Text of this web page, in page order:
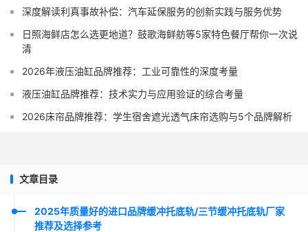
深度解读利真事故补偿：汽车延保服务的创新实践与服务优势
日照海鲜店怎么选更地道？鼓歌海鲜舫等5家特色餐厅帮你一次说
清
2026年液压油缸品牌推荐：工业可靠性的深度考量
液压油缸品牌推荐：技术实力与应用验证的综合考量
2026床帘品牌推荐：学生宿舍遮光透气床帘选购与5个品牌解析
文章目录
2025年质量好的进口品牌缓冲托底轨/三节缓冲托底轨厂家
推荐及选择参考